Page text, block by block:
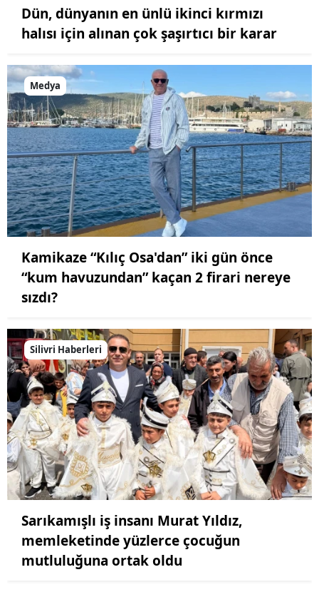
Dün, dünyanın en ünlü ikinci kırmızı
halısı için alınan çok şaşırtıcı bir karar
Medya
Kamikaze “Kılıç Osa'dan” iki gün önce
“kum havuzundan” kaçan 2 firari nereye
sızdı?
Silivri Haberleri
Sarıkamışlı iş insanı Murat Yıldız,
memleketinde yüzlerce çocuğun
mutluluğuna ortak oldu